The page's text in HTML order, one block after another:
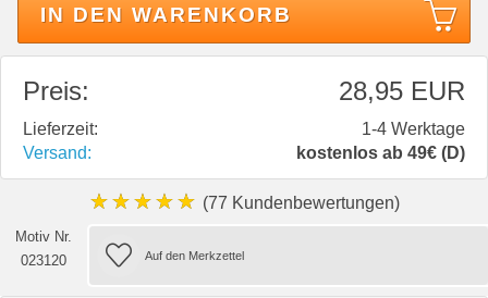
IN DEN WARENKORB
Preis: 28,95 EUR
Lieferzeit:
1-4 Werktage
Versand:
kostenlos ab 49€ (D)
★★★★★ (77 Kundenbewertungen)
Motiv Nr.
023120